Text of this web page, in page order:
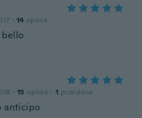
· 14 opinie
· 15 opinie · 1 przesłane
anticipo